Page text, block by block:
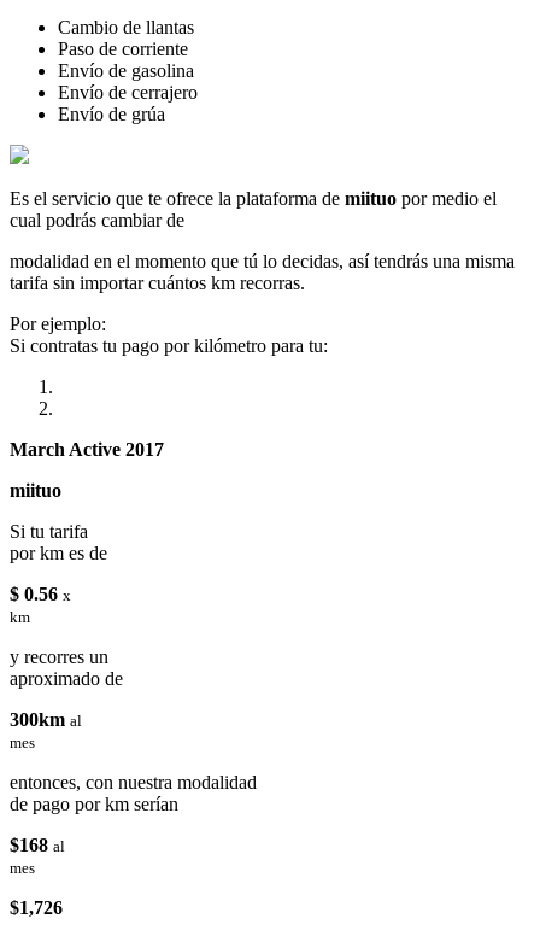
Cambio de llantas
Paso de corriente
Envío de gasolina
Envío de cerrajero
Envío de grúa
Es el servicio que te ofrece la plataforma de miituo por medio el
cual podrás cambiar de
modalidad en el momento que tú lo decidas, así tendrás una misma
tarifa sin importar cuántos km recorras.
Por ejemplo:
Si contratas tu pago por kilómetro para tu:
March Active 2017
miituo
Si tu tarifa
por km es de
$ 0.56 x
km
y recorres un
aproximado de
300km al
mes
entonces, con nuestra modalidad
de pago por km serían
$168 al
mes
$1,726